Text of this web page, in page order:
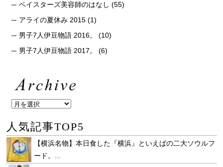
ベイスターズ美容師のはなし (55)
アライの夏休み 2015 (1)
男子7人伊豆物語 2016。
(10)
男子7人伊豆物語 2017。
(6)
人気記事TOP5
【横浜名物】本日食した『横浜』といえばの二大ソウルフ
ード。...